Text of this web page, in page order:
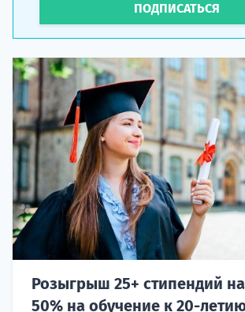
ПОДПИСАТЬСЯ
Розыгрыш 25+ стипендий на
50% на обучение к 20-